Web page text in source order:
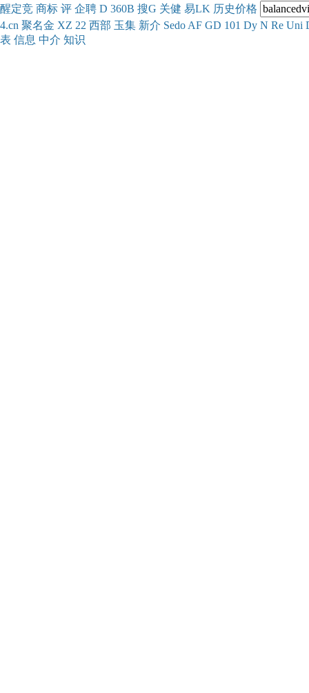
醒定竞 商标 评 企聘 D 360B 搜G 关健 易LK 历史价格
4.cn 聚名金 XZ 22 西部 玉集 新介 Sedo AF GD 101 Dy N Re Uni
表 信息 中介 知识